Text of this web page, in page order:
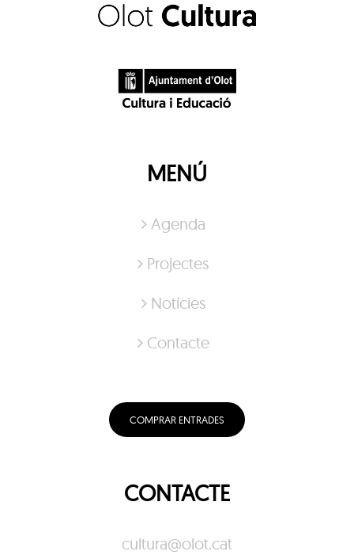
MENÚ
Agenda
Projectes
Notícies
Contacte
COMPRAR ENTRADES
CONTACTE
cultura@olot.cat